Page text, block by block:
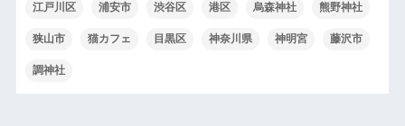
江戸川区 浦安市 渋谷区 港区 烏森神社 熊野神社
狭山市 猫カフェ 目黒区 神奈川県 神明宮 藤沢市
調神社